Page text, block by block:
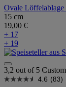
Ovale Löffelablage
15 cm
19,00 €
+ 17
+ 19
3,2 out of 5
4.6 (83)